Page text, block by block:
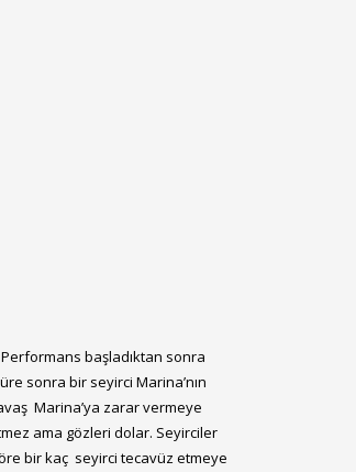
başladıktan sonra
sonra bir seyirci Marina’nın
Marina’ya zarar vermeye
ama gözleri dolar. Seyirciler
bir kaç seyirci tecavüz etmeye